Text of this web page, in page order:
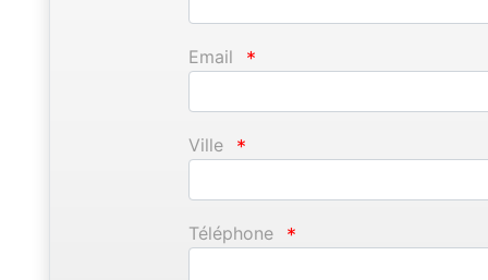
Email *
Ville *
Téléphone *